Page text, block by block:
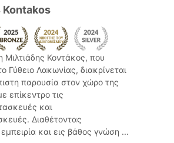
Μιλτιάδης Κοντάκος, που
Γύθειο Λακωνίας, διακρίνεται
παρουσία στον χώρο της
επίκεντρο τις
και
Διαθέτοντας
και εις βάθος γνώση ...